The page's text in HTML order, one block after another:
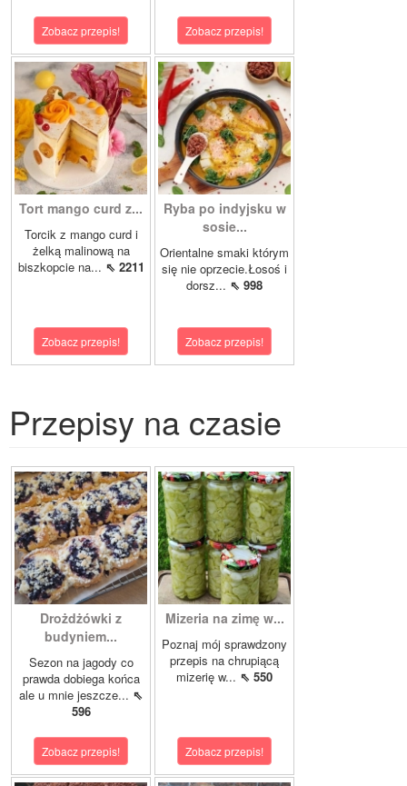
Zobacz przepis! Zobacz przepis!
Tort mango curd z...
Torcik z mango curd i
żelką malinową na
biszkopcie na... ⇖ 2211
Zobacz przepis!
Ryba po indyjsku w
sosie...
Orientalne smaki którym
się nie oprzecie.Łosoś i
dorsz... ⇖ 998
Zobacz przepis!
Przepisy na czasie
Drożdżówki z
budyniem...
Sezon na jagody co
prawda dobiega końca
ale u mnie jeszcze... ⇖
596
Zobacz przepis!
Mizeria na zimę w...
Poznaj mój sprawdzony
przepis na chrupiącą
mizerię w... ⇖ 550
Zobacz przepis!